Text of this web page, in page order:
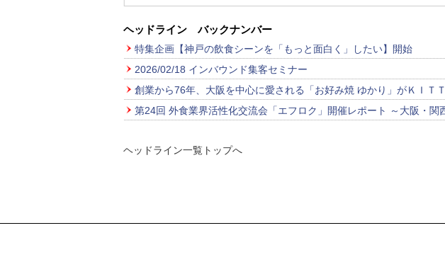
ヘッドライン バックナンバー
特集企画【神戸の飲食シーンを「もっと面白く」したい】開始
2026/02/18 インバウンド集客セミナー
創業から76年、大阪を中心に愛される「お好み焼 ゆかり」がＫＩＴ
第24回 外食業界活性化交流会「エフロク」開催レポート ～大阪・
ヘッドライン一覧トップへ